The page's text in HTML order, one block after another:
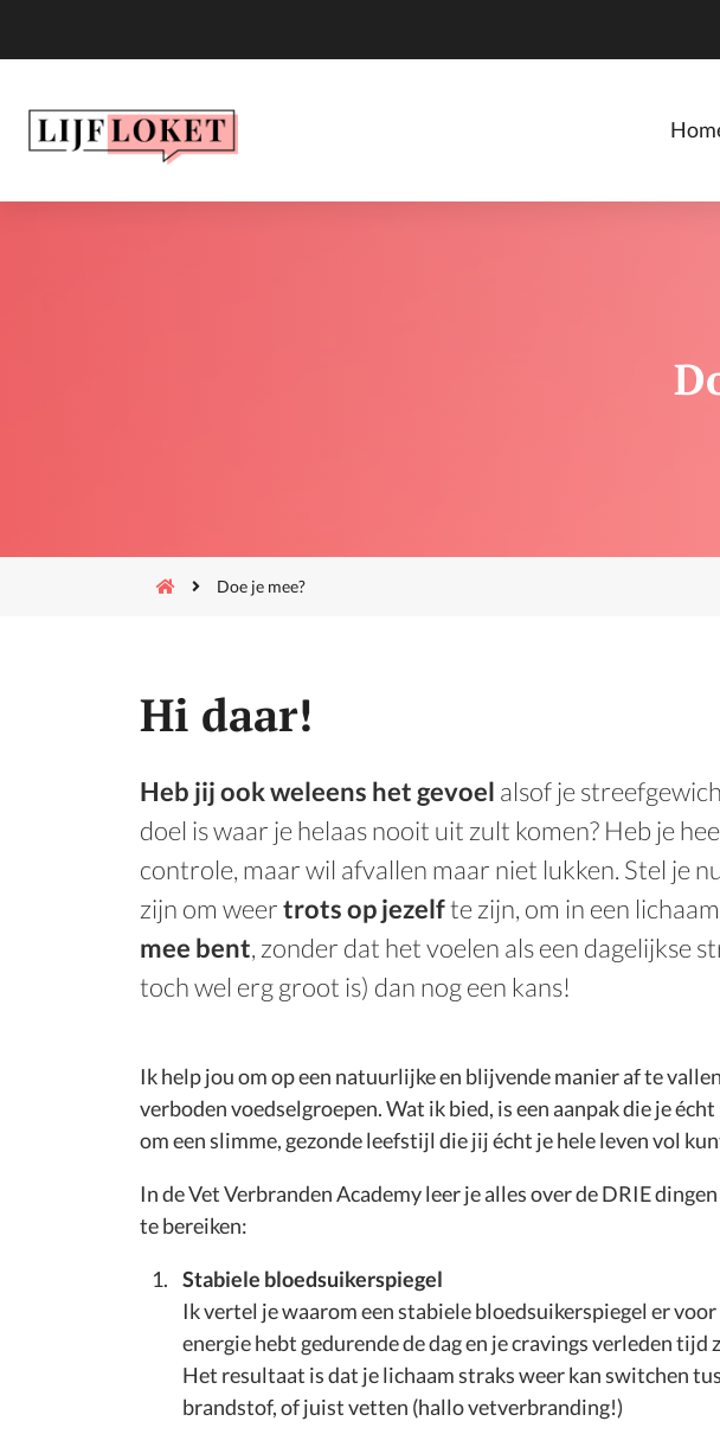
Doe je mee?
Hi daar!
Heb jij ook weleens het gevoel alsof je
doel is waar je helaas nooit uit zult komen? Heb je
controle, maar wil afvallen maar niet lukken. Stel je
zijn om weertrots op jezelfte zijn, om in een
mee bent, zonder dat het voelen als een dagelijkse
toch wel erg groot is) dan nog een kans!
Ik help jou om op een natuurlijke en blijvende manier af te
verboden voedselgroepen. Wat ik bied, is een aanpak die je
om een slimme, gezonde leefstijl die jij écht je hele leven vol
In de Vet Verbranden Academy leer je alles over de DRIE
te bereiken:
Stabiele bloedsuikerspiegel
Ik vertel je waarom een stabiele bloedsuikerspiegel er
energie hebt gedurende de dag en je cravings verleden tijd
Het resultaat is dat je lichaam straks weer kan switchen
brandstof, of juist vetten (hallo vetverbranding!)